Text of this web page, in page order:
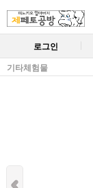
로그인
기타체험물